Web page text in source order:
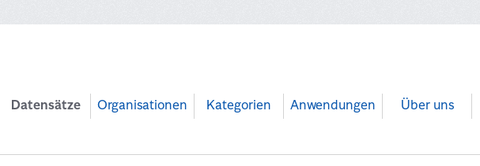
Datensätze Organisationen Kategorien Anwendungen Über uns